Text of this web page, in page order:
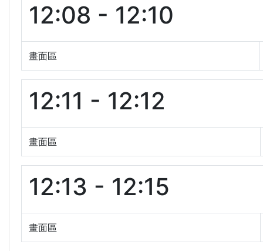
12:08 - 12:10
畫面區
12:11 - 12:12
畫面區
12:13 - 12:15
畫面區